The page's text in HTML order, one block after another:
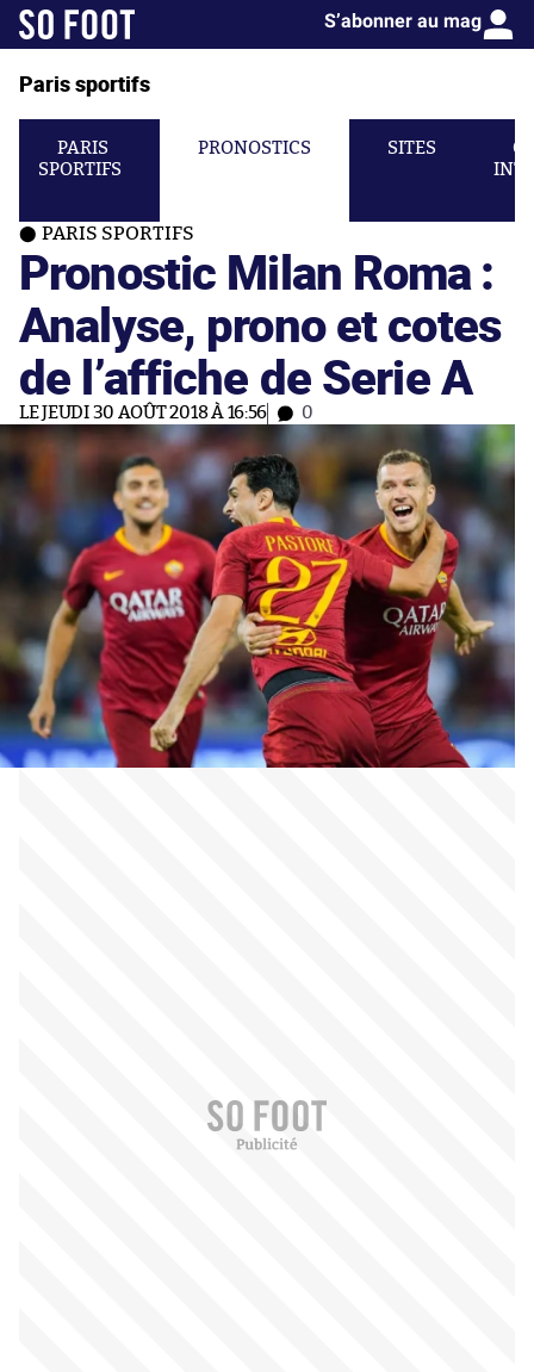
S’abonner au mag
Paris sportifs
PARIS
SPORTIFS
PRONOSTICS SITES
PARIS SPORTIFS
Pronostic Milan Roma :
Analyse, prono et cotes
de l’affiche de Serie A
LE JEUDI 30 AOÛT 2018 À 16:56 0